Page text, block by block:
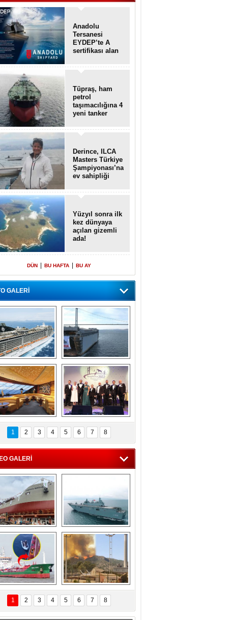
Anadolu
Tersanesi
EYDEP’te A
sertifikası alan
Tüpraş, ham
petrol
taşımacılığına 4
yeni tanker
Derince, ILCA
Masters Türkiye
Şampiyonası’na
ev sahipliği
Yüzyıl sonra ilk
kez dünyaya
açılan gizemli
ada!
DÜN BU HAFTA BU AY
GALERİ
içinde gemi”
ile MSC
Splendida
Dünyada tek!
Denizaltı yüzer
havuzu intikal
seyrine başladı
55 milyon
turizm geliri
müjdesi
5. Bosphorus Ship
Brokers Dinner,
İstanbul’da yapıldı
1 2 3 4 5 6 7 8
GALERİ
Tersanesi,
Başaran Bayrak
tankerini suya
indirdi
TCG Anadolu,
tersane teknik
seyrini tamamladı
Göçmenlerin
imdadına Türk
MINA DENIZ
yetişti
Milas’taki yangın
yeniden termik
santrallere doğru
ilerliyor
1 2 3 4 5 6 7 8